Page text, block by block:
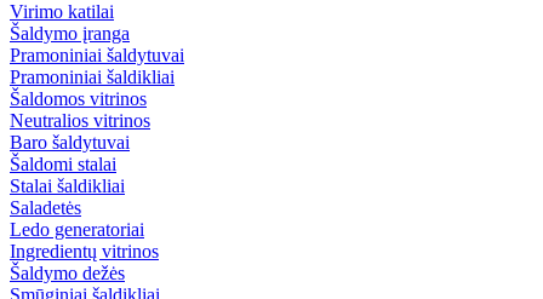
Virimo katilai
Šaldymo įranga
Pramoniniai šaldytuvai
Pramoniniai šaldikliai
Šaldomos vitrinos
Neutralios vitrinos
Baro šaldytuvai
Šaldomi stalai
Stalai šaldikliai
Saladetės
Ledo generatoriai
Ingredientų vitrinos
Šaldymo dežės
Smūginiai šaldikliai